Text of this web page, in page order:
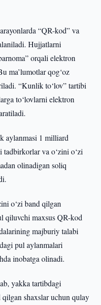
“QR-kod” va
Hujjatlarni
orqali elektron
ma’lumotlar qog‘oz
“Kunlik to‘lov” tartibi
to‘lovlarni elektron
aylanmasi 1 milliard
tadbirkorlar va o‘zini o‘zi
olinadigan soliq
o‘zi band qilgan
qiluvchi maxsus QR-kod
majburiy talabi
pul aylanmalari
inobatga olinadi.
yakka tartibdagi
shaxslar uchun qulay